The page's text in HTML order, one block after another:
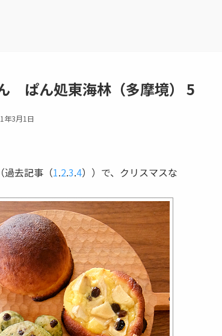
ぱん処東海林（多摩境） 5
年3月1日
過去記事（1.2.3.4））で、クリスマスな